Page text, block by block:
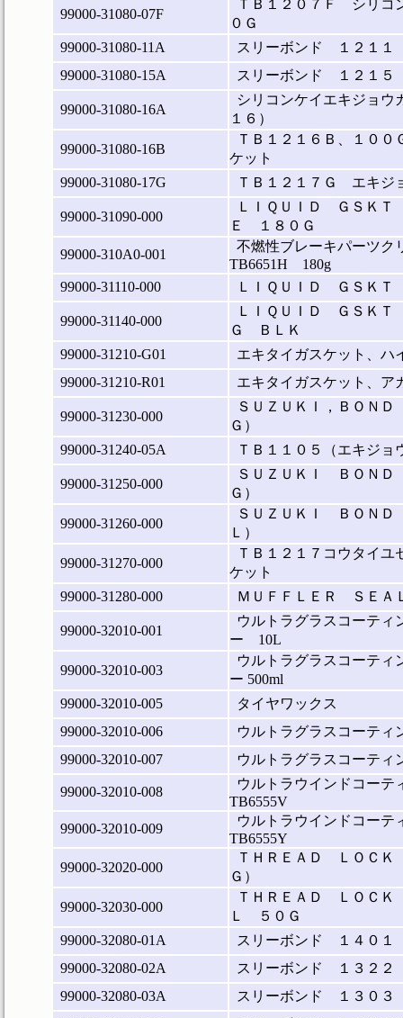
99000-31080-07F
ＴＢ１２０７Ｆ シリコ
０Ｇ
99000-31080-11A
スリーボンド １２１１
99000-31080-15A
スリーボンド １２１５
99000-31080-16A
シリコンケイエキジョウ
１６）
99000-31080-16B
ＴＢ１２１６Ｂ、１００
ケット
99000-31080-17G
ＴＢ１２１７Ｇ エキジ
99000-31090-000
ＬＩＱＵＩＤ ＧＳＫ
Ｅ １８０Ｇ
99000-310A0-001
不燃性ブレーキパーツ
TB6651H 180g
99000-31110-000
ＬＩＱＵＩＤ ＧＳＫ
99000-31140-000
ＬＩＱＵＩＤ ＧＳＫ
Ｇ ＢＬＫ
99000-31210-G01
エキタイガスケット、ハ
99000-31210-R01
エキタイガスケット、ア
99000-31230-000
ＳＵＺＵＫＩ，ＢＯＮ
Ｇ）
99000-31240-05A
ＴＢ１１０５（エキジョ
99000-31250-000
ＳＵＺＵＫＩ ＢＯＮＤ
Ｇ）
99000-31260-000
ＳＵＺＵＫＩ ＢＯＮＤ
Ｌ）
99000-31270-000
ＴＢ１２１７コウタイユ
ケット
99000-31280-000
ＭＵＦＦＬＥＲ ＳＥ
99000-32010-001
ウルトラグラスコーティ
ー 10L
99000-32010-003
ウルトラグラスコーティ
ー 500ml
99000-32010-005
タイヤワックス
99000-32010-006
ウルトラグラスコーティ
99000-32010-007
ウルトラグラスコーティ
99000-32010-008
ウルトラウインドコーテ
TB6555V
99000-32010-009
ウルトラウインドコーテ
TB6555Y
99000-32020-000
ＴＨＲＥＡＤ ＬＯＣ
Ｇ）
99000-32030-000
ＴＨＲＥＡＤ ＬＯＣ
Ｌ ５０Ｇ
99000-32080-01A
スリーボンド １４０１
99000-32080-02A
スリーボンド １３２
99000-32080-03A
スリーボンド １３０３